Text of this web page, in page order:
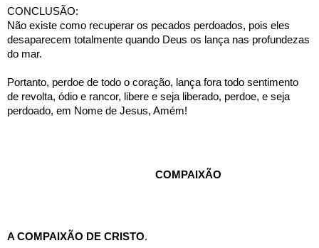
CONCLUSÃO:
Não existe como recuperar os pecados perdoados, pois eles
desaparecem totalmente quando Deus os lança nas profundezas
do mar.
Portanto, perdoe de todo o coração, lança fora todo sentimento
de revolta, ódio e rancor, libere e seja liberado, perdoe, e seja
perdoado, em Nome de Jesus, Amém!
COMPAIXÃO
A COMPAIXÃO DE CRISTO.